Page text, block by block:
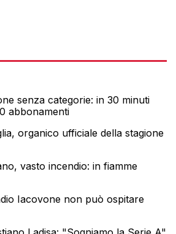
senza categorie: in 30 minuti
abbonamenti
organico ufficiale della stagione
vasto incendio: in fiamme
Iacovone non può ospitare